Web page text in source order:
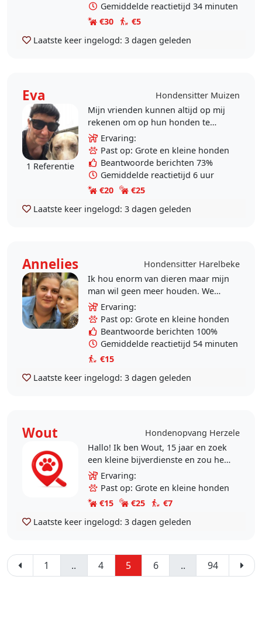
Gemiddelde reactietijd 34 minuten
€30
€5
Laatste keer ingelogd: 3 dagen geleden
Eva Hondensitter Muizen
1 Referentie
Mijn vrienden kunnen altijd op mij
rekenen om op hun honden te
passen als ze met vakantie gaan.
De honden komen dan bij mij
logeren, kunnen altijd..
Ervaring:
Past op: Grote en kleine honden
Beantwoorde berichten 73%
Gemiddelde reactietijd 6 uur
€20
€25
Laatste keer ingelogd: 3 dagen geleden
Annelies
Hondensitter Harelbeke
Ik hou enorm van dieren maar mijn
man wil geen meer houden. We
hebben een stafford gehad die 14
jaar geworden is en ik zorg ook
voor het hondje van..
Ervaring:
Past op: Grote en kleine honden
Beantwoorde berichten 100%
Gemiddelde reactietijd 54 minuten
€15
Laatste keer ingelogd: 3 dagen geleden
Wout
Hondenopvang Herzele
Hallo! Ik ben Wout, 15 jaar en zoek
een kleine bijverdienste en zou het
fantastisch vinden om dit te kunne
combineren met mijn grootste
passie,..
Ervaring:
Past op: Grote en kleine honden
€15
€25
€7
Laatste keer ingelogd: 3 dagen geleden
1 .. 4 5 6 .. 94